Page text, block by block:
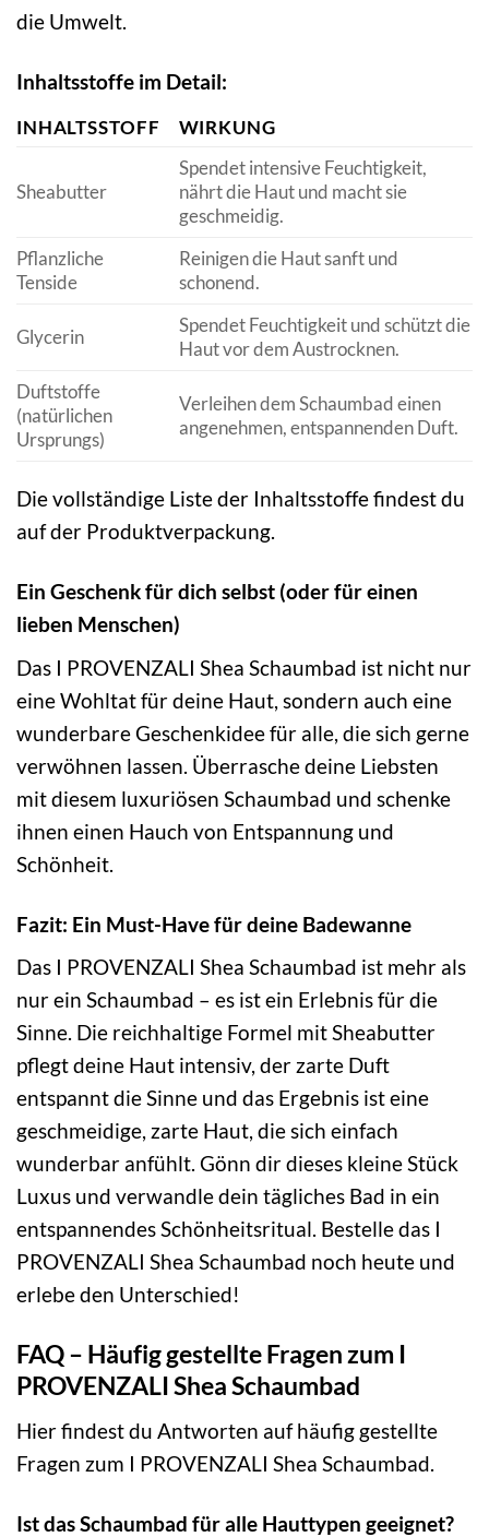
die Umwelt.
Inhaltsstoffe im Detail:
INHALTSSTOFF WIRKUNG
Sheabutter
Spendet intensive Feuchtigkeit,
nährt die Haut und macht sie
geschmeidig.
Pflanzliche
Tenside
Reinigen die Haut sanft und
schonend.
Glycerin
Spendet Feuchtigkeit und schützt die
Haut vor dem Austrocknen.
Duftstoffe
(natürlichen
Ursprungs)
Verleihen dem Schaumbad einen
angenehmen, entspannenden Duft.
Die vollständige Liste der Inhaltsstoffe findest du
auf der Produktverpackung.
Ein Geschenk für dich selbst (oder für einen
lieben Menschen)
Das I PROVENZALI Shea Schaumbad ist nicht nur
eine Wohltat für deine Haut, sondern auch eine
wunderbare Geschenkidee für alle, die sich gerne
verwöhnen lassen. Überrasche deine Liebsten
mit diesem luxuriösen Schaumbad und schenke
ihnen einen Hauch von Entspannung und
Schönheit.
Fazit: Ein Must-Have für deine Badewanne
Das I PROVENZALI Shea Schaumbad ist mehr als
nur ein Schaumbad – es ist ein Erlebnis für die
Sinne. Die reichhaltige Formel mit Sheabutter
pflegt deine Haut intensiv, der zarte Duft
entspannt die Sinne und das Ergebnis ist eine
geschmeidige, zarte Haut, die sich einfach
wunderbar anfühlt. Gönn dir dieses kleine Stück
Luxus und verwandle dein tägliches Bad in ein
entspannendes Schönheitsritual. Bestelle das I
PROVENZALI Shea Schaumbad noch heute und
erlebe den Unterschied!
FAQ – Häufig gestellte Fragen zum I
PROVENZALI Shea Schaumbad
Hier findest du Antworten auf häufig gestellte
Fragen zum I PROVENZALI Shea Schaumbad.
Ist das Schaumbad für alle Hauttypen geeignet?